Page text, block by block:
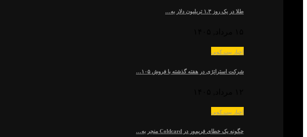
طلا در یک روز ۱.۳ تریلیون دلار به…
اخبار بیت کوین
شرکت استراتژی در هفته گذشته با فروش ۱۰۵…
اخبار بیت کوین
چگونه یک خطای فریم‌ور در Coldcard منجر به…